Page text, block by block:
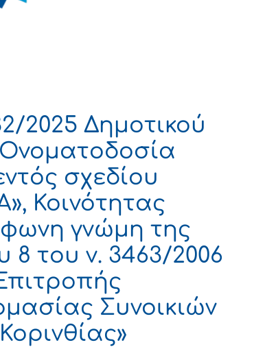
2025 Δημοτικού
σχεδίου
Κοινότητας
γνώμη της
του ν. 3463/2006
Συνοικιών